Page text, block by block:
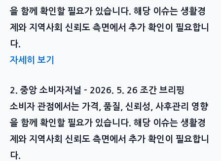
을 함께 확인할 필요가 있습니다. 해당 이슈는 생활경
제와 지역사회 신뢰도 측면에서 추가 확인이 필요합니
다.
자세히 보기
2. 중앙 소비자저널 – 2026. 5. 26 조간 브리핑
소비자 관점에서는 가격, 품질, 신뢰성, 사후관리 영향
을 함께 확인할 필요가 있습니다. 해당 이슈는 생활경
제와 지역사회 신뢰도 측면에서 추가 확인이 필요합니
다.